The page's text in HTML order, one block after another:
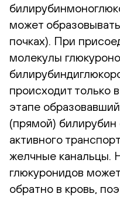
может
почках). При
молекулы
происходит только
этапе
(прямой)
активного
желчные канальцы.
глюкуронидов
обратно в кровь,